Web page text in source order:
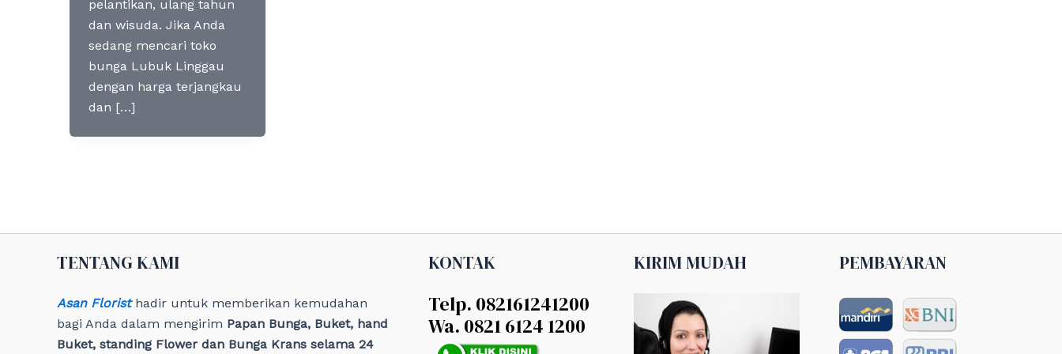
pelantikan, ulang tahun
dan wisuda. Jika Anda
sedang mencari toko
bunga Lubuk Linggau
dengan harga terjangkau
dan […]
TENTANG KAMI
Asan Floristhadir untuk memberikan kemudahan
bagi Anda dalam mengirim Papan Bunga, Buket, hand
Buket, standing Flower dan Bunga Krans selama 24
KONTAK
Telp. 082161241200
Wa. 0821 6124 1200
KIRIM MUDAH PEMBAYARAN